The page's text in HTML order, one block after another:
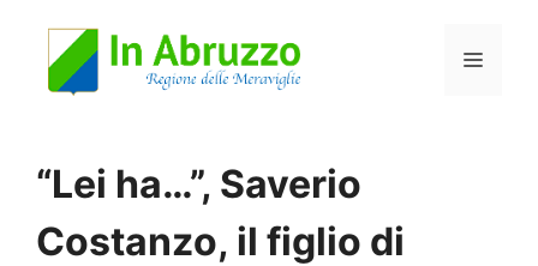
Menu
“Lei ha…”, Saverio
Costanzo, il figlio di